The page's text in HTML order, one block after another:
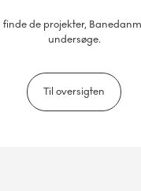
finde de projekter,
undersøge.
Til oversigten